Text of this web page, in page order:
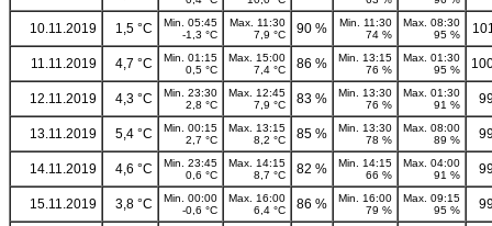
10.11.2019 1,5 °C
Min. 05:45
-1,3 °C
Max. 11:30
7,9 °C
90 %
Min. 11:30
74 %
Max. 08:30
95 %
11.11.2019 4,7 °C
Min. 01:15
0,5 °C
Max. 15:00
7,4 °C
86 %
Min. 13:15
76 %
Max. 01:30
95 %
12.11.2019 4,3 °C
Min. 23:30
2,8 °C
Max. 12:45
7,9 °C
83 %
Min. 13:30
76 %
Max. 01:30
91 %
13.11.2019 5,4 °C
Min. 00:15
2,7 °C
Max. 13:15
8,2 °C
85 %
Min. 13:30
78 %
Max. 08:00
89 %
14.11.2019 4,6 °C
Min. 23:45
0,6 °C
Max. 14:15
8,7 °C
82 %
Min. 14:15
66 %
Max. 04:00
91 %
15.11.2019 3,8 °C
Min. 00:00
-0,6 °C
Max. 16:00
6,4 °C
86 %
Min. 16:00
79 %
Max. 09:15
95 %